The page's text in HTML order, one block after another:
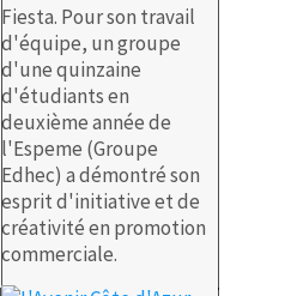
Fiesta. Pour son travail
d'équipe, un groupe
d'une quinzaine
d'étudiants en
deuxième année de
l'Espeme (Groupe
Edhec) a démontré son
esprit d'initiative et de
créativité en promotion
commerciale.